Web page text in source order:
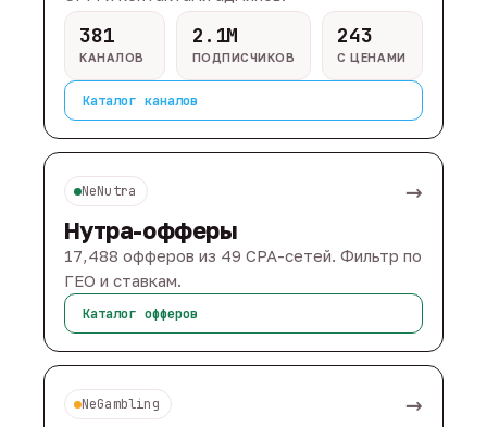
381
КАНАЛОВ
2.1M
ПОДПИСЧИКОВ
243
С ЦЕНАМИ
Каталог каналов
NeNutra →
Нутра-офферы
17,488 офферов из 49 CPA-сетей. Фильтр по
ГЕО и ставкам.
Каталог офферов
NeGambling →